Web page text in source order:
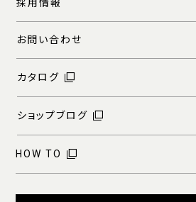
採用情報
お問い合わせ
カタログ
ショップブログ
HOW TO